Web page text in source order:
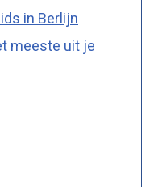
in Berlijn
meeste uit je